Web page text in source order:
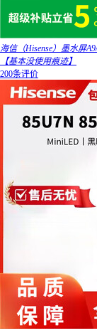
海信（Hisense）墨水屏
【基本没使用痕迹】
200条评价